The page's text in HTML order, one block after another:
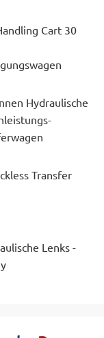
Cart 30
Hydraulische
Transfer
Lenks -